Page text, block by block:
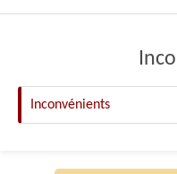
Inconvénients